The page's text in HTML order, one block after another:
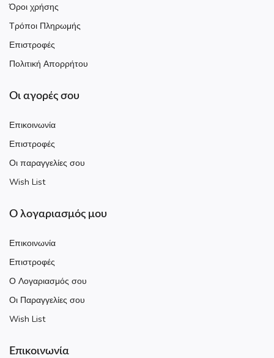
Όροι χρήσης
Τρόποι Πληρωμής
Επιστροφές
Πολιτική Απορρήτου
Οι αγορές σου
Επικοινωνία
Επιστροφές
Οι παραγγελίες σου
Wish List
Ο λογαριασμός μου
Επικοινωνία
Επιστροφές
Ο Λογαριασμός σου
Οι Παραγγελίες σου
Wish List
Επικοινωνία